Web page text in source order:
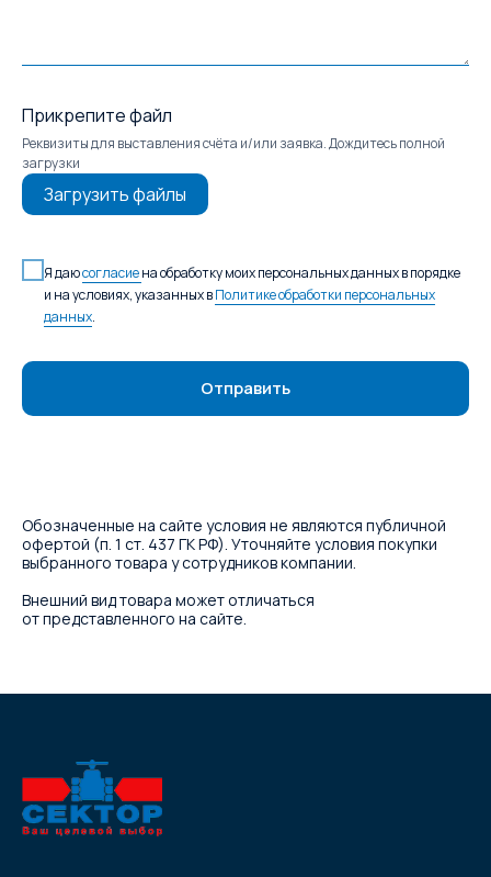
Прикрепите файл
Реквизиты для выставления счёта и/или заявка. Дождитесь полной
загрузки
Загрузить файлы
Я даюсогласиена обработку моих персональных данных в порядке
и на условиях, указанных вПолитике обработки персональных
данных.
Отправить
Обозначенные на сайте условия не являются публичной
офертой (п. 1 ст. 437 ГК РФ). Уточняйте условия покупки
выбранного товара у сотрудников компании.
Внешний вид товара может отличаться
от представленного на сайте.